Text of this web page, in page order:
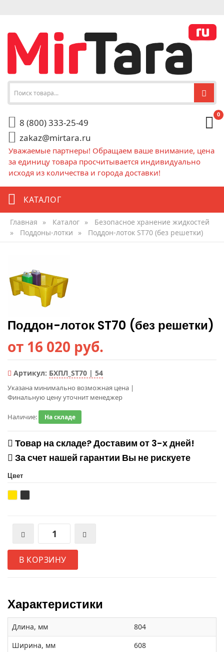
8 (800) 333-25-49
zakaz@mirtara.ru
0
Уважаемые партнеры! Обращаем ваше внимание, цена
за единицу товара просчитывается индивидуально
исходя из количества и города доставки!
КАТАЛОГ
Главная » Каталог »
Безопасное хранение жидкостей
»
Поддоны-лотки » Поддон-лоток ST70 (без решетки)
Поддон-лоток ST70 (без решетки)
от 16 020 руб.
Артикул: БХПЛ_ST70 | 54
Указана минимально возможная цена |
Финальную цену уточнит менеджер
Наличие: На складе
Товар на складе? Доставим от 3-х дней!
За счет нашей гарантии Вы не рискуете
Цвет
В КОРЗИНУ
Характеристики
Длина, мм
804
Ширина, мм
608